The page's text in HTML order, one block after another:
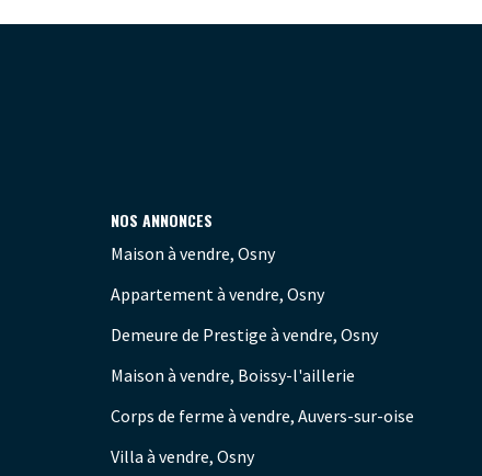
NOS ANNONCES
Maison à vendre, Osny
Appartement à vendre, Osny
Demeure de Prestige à vendre, Osny
Maison à vendre, Boissy-l'aillerie
Corps de ferme à vendre, Auvers-sur-oise
Villa à vendre, Osny